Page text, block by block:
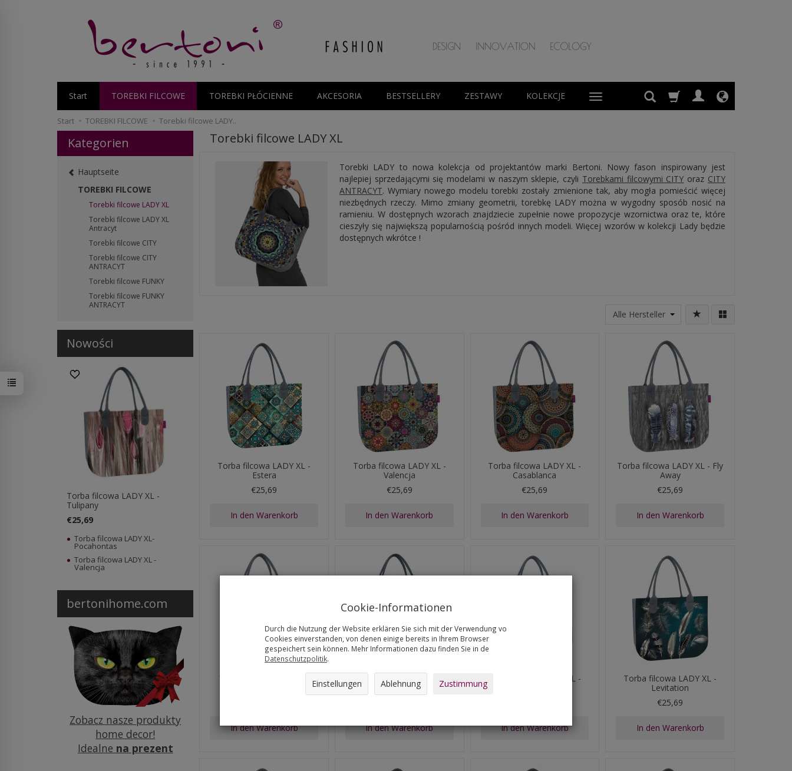
Start TOREBKI FILCOWE TOREBKI PŁÓCIENNE AKCESORIA BESTSELLERY ZESTAWY KOLEKCJE
Start TOREBKI FILCOWE Torebki filcowe LADY..
Torebki filcowe LADY XL
Torebki LADY to nowa kolekcja od projektantów marki Bertoni. Nowy fason inspirowany jest
najlepiej sprzedającymi się modelami w naszym sklepie, czyli Torebkami filcowymi CITY oraz CITY
ANTRACYT. Wymiary nowego modelu torebki zostały zmienione tak, aby mogła pomieścić więcej
niezbędnych rzeczy. Mimo zmiany geometrii, torebkę LADY można w wygodny sposób nosić na
ramieniu. W dostępnych wzorach znajdziecie zupełnie nowe propozycje wzornictwa oraz te, które
cieszyły się największą popularnością pośród innych modeli. Więcej wzorów w kolekcji Lady będzie
dostępnych wkrótce !
Torba filcowa LADY XL -
Estera
€25,69
In den Warenkorb
Torba filcowa LADY XL -
Valencja
€25,69
In den Warenkorb
Torba filcowa LADY XL -
Casablanca
€25,69
In den Warenkorb
Torba filcowa LADY XL - Fly
Away
€25,69
In den Warenkorb
Torba filcowa LADY XL-
In den Warenkorb
Torba filcowa LADY XL -
Tulipany
In den Warenkorb
Torba filcowa LADY XL -
In den Warenkorb
Torba filcowa LADY XL -
Levitation
€25,69
In den Warenkorb
Kategorien
Hauptseite
TOREBKI FILCOWE
Torebki filcowe LADY XL
Torebki filcowe LADY XL
Antracyt
Torebki filcowe CITY
Torebki filcowe CITY
ANTRACYT
Torebki filcowe FUNKY
Torebki filcowe FUNKY
ANTRACYT
Nowości
Torba filcowa LADY XL -
Tulipany
€25,69
Torba filcowa LADY XL-
Pocahontas
Torba filcowa LADY XL -
Valencja
bertonihome.com
Zobacz nasze produkty
home decor!
Idealne na prezent
Cookie-Informationen
Durch die Nutzung der Website erklären Sie sich mit der Verwendung vo
Cookies einverstanden, von denen einige bereits in Ihrem Browser
gespeichert sein können. Mehr Informationen dazu finden Sie in de
Datenschutzpolitik.
Einstellungen Ablehnung Zustimmung